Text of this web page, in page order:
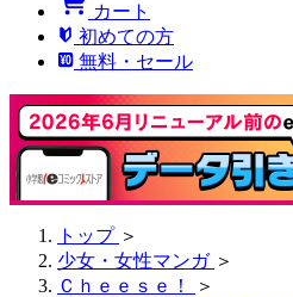
カート
初めての方
無料・セール
トップ ＞
少女・女性マンガ ＞
Ｃｈｅｅｓｅ！
＞